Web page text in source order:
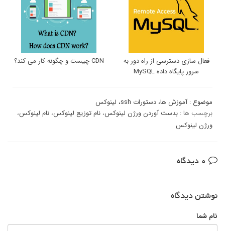
فعال سازی دسترسی از راه دور به
سرور پایگاه داده MySQL
CDN چیست و چگونه کار می کند؟
موضوع :آموزش ها، دستورات ssh ، لینوکس
برچسب ها : بدست آوردن ورژن لینوکس، نام توزیع لینوکس، نام لینوکس،
ورژن لینوکس
نوشتن دیدگاه
نام شما